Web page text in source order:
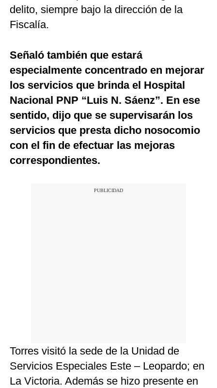
delito, siempre bajo la dirección de la
Fiscalía.
Señaló también que estará
especialmente concentrado en mejorar
los servicios que brinda el Hospital
Nacional PNP “Luis N. Sáenz”. En ese
sentido, dijo que se supervisarán los
servicios que presta dicho nosocomio
con el fin de efectuar las mejoras
correspondientes.
Torres visitó la sede de la Unidad de
Servicios Especiales Este – Leopardo; en
La Victoria. Además se hizo presente en